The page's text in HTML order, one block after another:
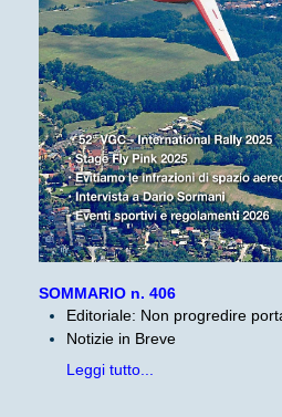
SOMMARIO n. 406
Editoriale: Non progredire
Notizie in Breve
Leggi tutto...